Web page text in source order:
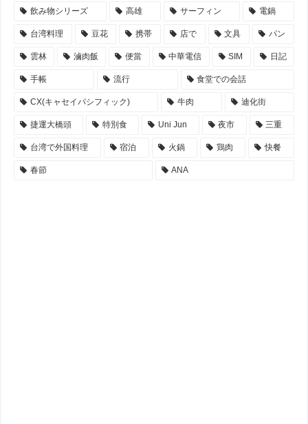
飲み物シリーズ 高雄 サーフィン 電鍋
台湾料理 豆花 携帯 店で 文具 パン
雲林 滷肉飯 便當 中華電信 SIM 日記
手帳 流行 食堂での会話
CX(キャセイパシフィック) 牛肉 迪化街
捷運大橋頭 特別食 Uni Jun 夜市 三重
台湾で外国料理 宿泊 火鍋 鶏肉 快餐
春節 ANA